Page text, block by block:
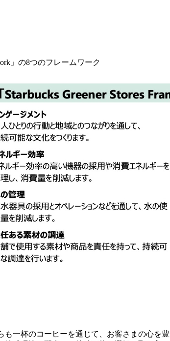
」の8つのフレームワーク
も一杯のコーヒーを通じて、お客さまの心を